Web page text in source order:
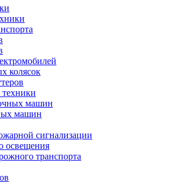
колясок
машин
машин
сигнализации
освещения
транспорта